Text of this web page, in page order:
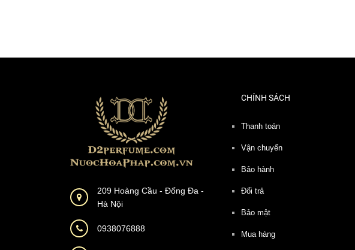
209 Hoàng Cầu - Đống Đa -
Hà Nội
0938076888
CHÍNH SÁCH
Thanh toán
Vận chuyển
Bảo hành
Đổi trả
Bảo mật
Mua hàng